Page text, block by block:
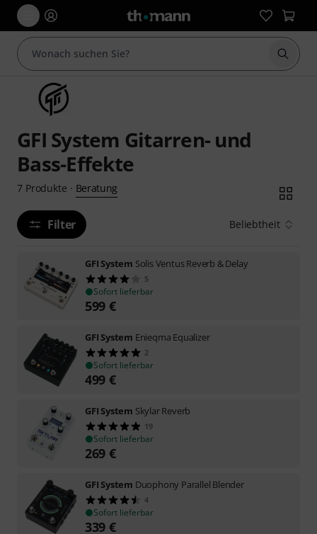
Suche
GFI System Gitarren- und
Bass-Effekte
7 Produkte · Beratung
Filter Beliebtheit
GFI System Solis Ventus Reverb & Delay
5
Sofort lieferbar
599 €
GFI System Enieqma Equalizer
2
Sofort lieferbar
499 €
GFI System Skylar Reverb
19
Sofort lieferbar
269 €
GFI System Duophony Parallel Blender
4
Sofort lieferbar
339 €